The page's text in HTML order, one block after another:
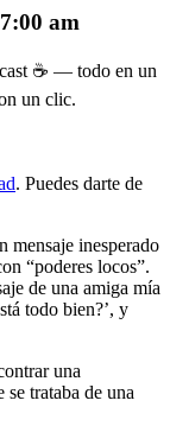
am
☕ — todo en un
un clic.
. Puedes darte de
mensaje inesperado
“poderes locos”.
de una amiga mía
todo bien?’, y
una
trataba de una